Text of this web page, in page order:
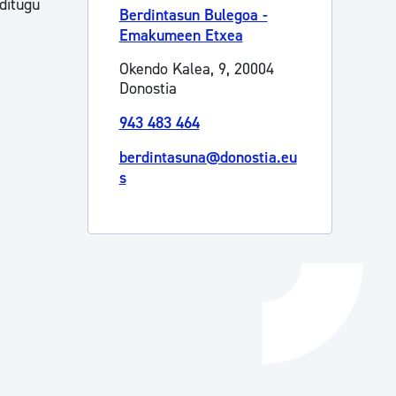
Izapideen katalogoa
Tramitaziorako laguntza
Berdintasun Bulegoa -
Emakumeen Etxea
Okendo Kalea, 9, 20004
Donostia
943 483 464
berdintasuna@donostia.eu
s